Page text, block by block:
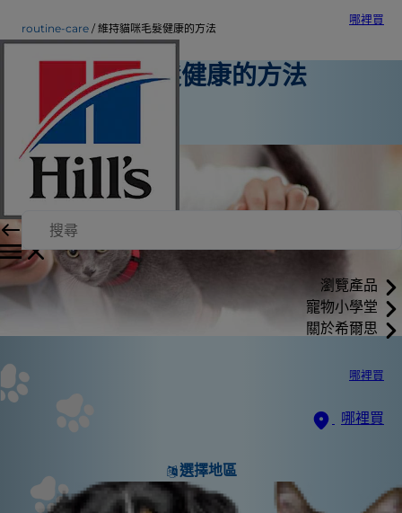
哪裡買
瀏覽產品
寵物小學堂
關於希爾思
哪裡買
哪裡買
選擇地區
routine-care 維持貓咪毛髮健康的方法
維持貓咪毛髮健康的方法
日常照護
希爾思內部作者